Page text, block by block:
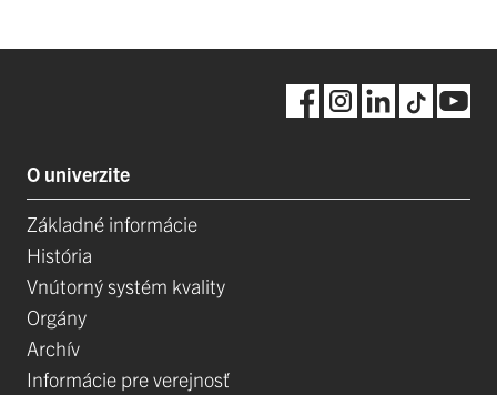
O univerzite
Základné informácie
História
Vnútorný systém kvality
Orgány
Archív
Informácie pre verejnosť